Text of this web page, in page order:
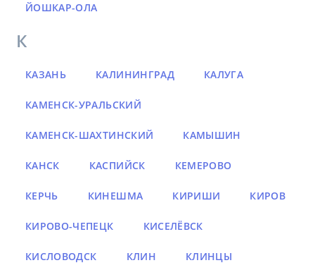
ЙОШКАР-ОЛА
К
КАЗАНЬ КАЛИНИНГРАД КАЛУГА
КАМЕНСК-УРАЛЬСКИЙ
КАМЕНСК-ШАХТИНСКИЙ КАМЫШИН
КАНСК КАСПИЙСК КЕМЕРОВО
КЕРЧЬ КИНЕШМА КИРИШИ КИРОВ
КИРОВО-ЧЕПЕЦК КИСЕЛЁВСК
КИСЛОВОДСК КЛИН КЛИНЦЫ